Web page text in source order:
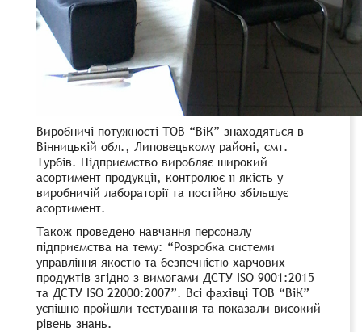
Виробничі потужності ТОВ “ВіК” знаходяться в
Вінницькій обл., Липовецькому районі, смт.
Турбів. Підприємство виробляє широкий
асортимент продукції, контролює її якість у
виробничій лабораторії та постійно збільшує
асортимент.
Також проведено навчання персоналу
підприємства на тему: “Розробка системи
управління якостю та безпечністю харчових
продуктів згідно з вимогами ДСТУ ISO 9001:2015
та ДСТУ ISO 22000:2007”. Всі фахівці ТОВ “ВіК”
успішно пройшли тестування та показали високий
рівень знань.